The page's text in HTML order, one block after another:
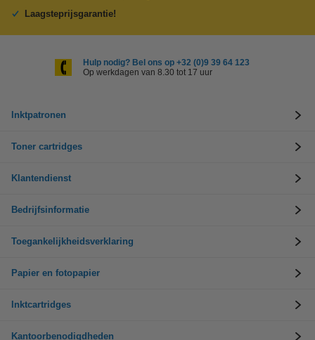
Laagsteprijsgarantie!
Hulp nodig? Bel ons op +32 (0)9 39 64 123
Op werkdagen van 8.30 tot 17 uur
Inktpatronen
Toner cartridges
Klantendienst
Bedrijfsinformatie
Toegankelijkheidsverklaring
Papier en fotopapier
Inktcartridges
Kantoorbenodigdheden